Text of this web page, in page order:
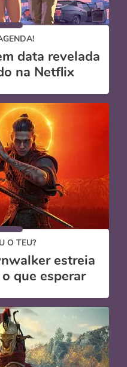
data revelada
na Netflix
O TEU?
estreia
que esperar